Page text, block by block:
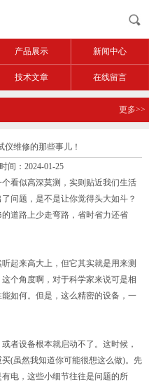
产品展示 新闻中心
技术文章 在线留言
更多>>
仪维修的那些事儿！
间：2024-01-25
看似高深莫测，实则贴近我们生活
问题，是不是让你觉得头大如斗？
道路上少走弯路，省时省力还省
来高大上，但它其实就是用来测
个角度啊，对于科学家来说可是相
如何。但是，这么精密的设备，一
设备根本就启动不了。这时候，
(虽然我知道你可能很想这么做)。先
电，这些小细节往往是问题的所